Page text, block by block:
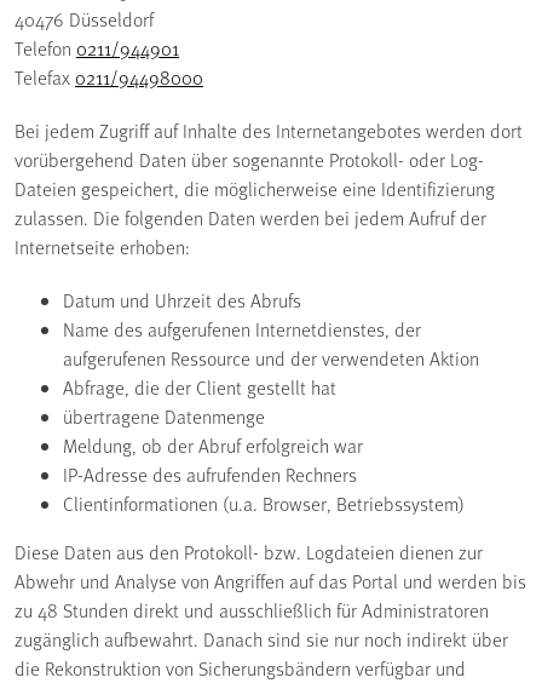
40476 Düsseldorf
Telefon 0211/944901
Telefax 0211/94498000
Bei jedem Zugriff auf Inhalte des Internetangebotes werden dort
vorübergehend Daten über sogenannte Protokoll- oder Log-
Dateien gespeichert, die möglicherweise eine Identifizierung
zulassen. Die folgenden Daten werden bei jedem Aufruf der
Internetseite erhoben:
Datum und Uhrzeit des Abrufs
Name des aufgerufenen Internetdienstes, der
aufgerufenen Ressource und der verwendeten Aktion
Abfrage, die der Client gestellt hat
übertragene Datenmenge
Meldung, ob der Abruf erfolgreich war
IP-Adresse des aufrufenden Rechners
Clientinformationen (u.a. Browser, Betriebssystem)
Diese Daten aus den Protokoll- bzw. Logdateien dienen zur
Abwehr und Analyse von Angriffen auf das Portal und werden bis
zu 48 Stunden direkt und ausschließlich für Administratoren
zugänglich aufbewahrt. Danach sind sie nur noch indirekt über
die Rekonstruktion von Sicherungsbändern verfügbar und